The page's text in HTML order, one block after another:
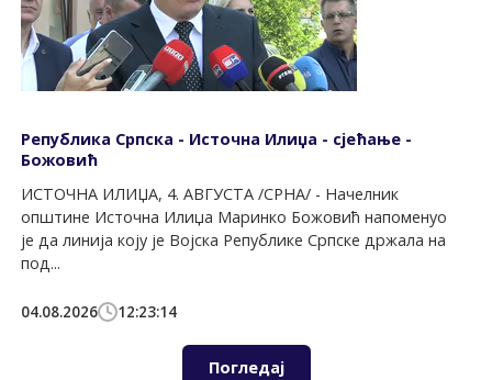
Република Српска - Источна Илиџа - сјећање -
Божовић
ИСТОЧНА ИЛИЏА, 4. АВГУСТА /СРНА/ - Начелник
општине Источна Илиџа Маринко Божовић напоменуо
је да линија коју је Војска Републике Српске држала на
под...
04.08.2026 12:23:14
Погледај